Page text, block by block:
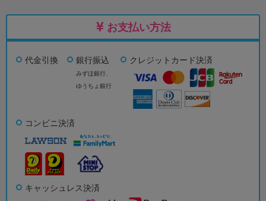
お支払い方法
代金引換 銀行振込
みずほ銀行、
ゆうちょ銀行
クレジットカード決済
コンビニ決済
キャッシュレス決済